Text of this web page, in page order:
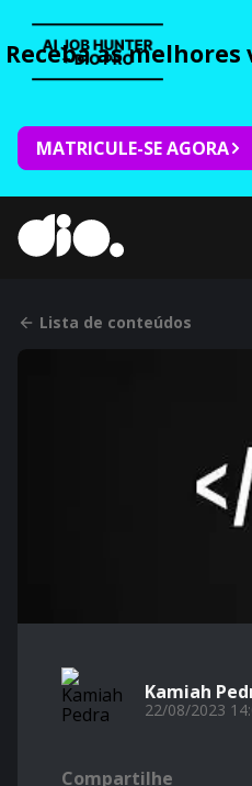
Receba as melhores
MATRICULE-SE AGORA
Lista de conteúdos
Kamiah
22/08/2023
Compartilhe